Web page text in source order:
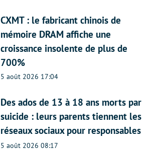
CXMT : le fabricant chinois de
mémoire DRAM affiche une
croissance insolente de plus de
700%
5 août 2026 17:04
Des ados de 13 à 18 ans morts par
suicide : leurs parents tiennent les
réseaux sociaux pour responsables
5 août 2026 08:17